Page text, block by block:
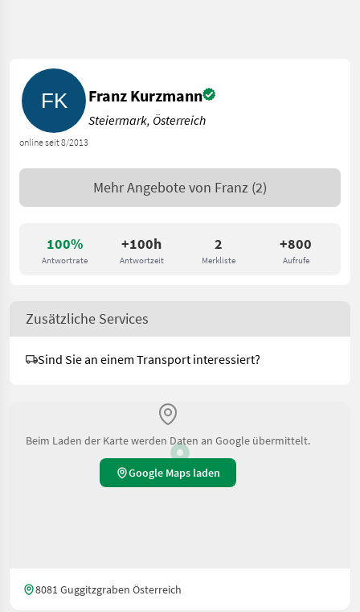
100%
Antwortrate
+100h
Antwortzeit
2
Merkliste
+800
Aufrufe
online seit 8/2013
Franz Kurzmann
Steiermark, Österreich
Mehr Angebote von Franz (2)
Zusätzliche Services
Sind Sie an einem Transport interessiert?
Beim Laden der Karte werden Daten an Google übermittelt.
Google Maps laden
8081 Guggitzgraben Österreich